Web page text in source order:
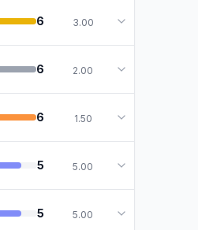
6 3.00
6 2.00
6 1.50
5 5.00
5 5.00